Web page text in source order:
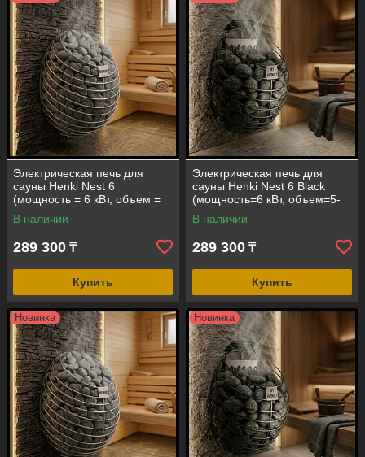
Электрическая печь для
сауны Henki Nest 6
(мощность = 6 кВт, объем =
5-10 м3, под выносной пульт
управления)
В наличии
289 300 ₸
Купить
Электрическая печь для
сауны Henki Nest 6 Black
(мощность=6 кВт, объем=5-
10 м3, под выносной пульт
управления)
В наличии
289 300 ₸
Купить
Новинка Новинка